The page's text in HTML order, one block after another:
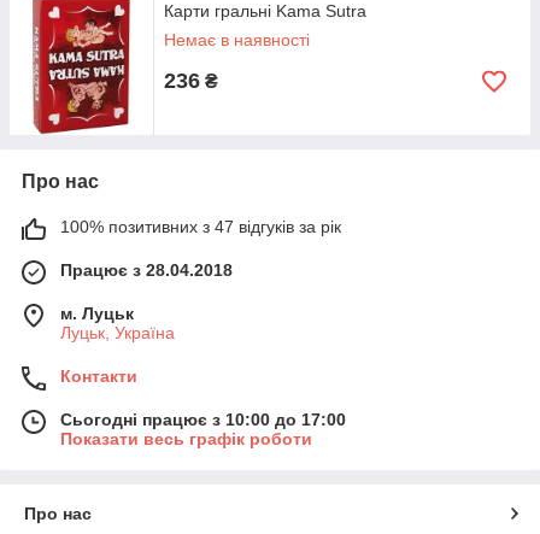
Карти гральні Kama Sutra
Немає в наявності
236 ₴
Про нас
100% позитивних з 47 відгуків за рік
Працює з 28.04.2018
м. Луцьк
Луцьк, Україна
Контакти
Сьогодні працює з 10:00 до 17:00
Показати весь графік роботи
Про нас